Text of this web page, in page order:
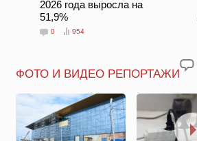
2026 года выросла на
51,9%
0 954
ФОТО И ВИДЕО РЕПОРТАЖИ